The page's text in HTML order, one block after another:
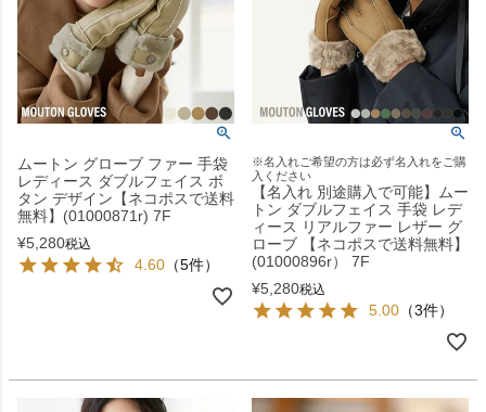
ムートン グローブ ファー 手袋
レディース ダブルフェイス ボ
タン デザイン【ネコポスで送料
無料】(01000871r) 7F
¥5,280税込
4.60 （5件）
※名入れご希望の方は必ず名入れをご購
入ください
【名入れ 別途購入で可能】ムー
トン ダブルフェイス 手袋 レデ
ィース リアルファー レザー グ
ローブ 【ネコポスで送料無料】
(01000896r） 7F
¥5,280税込
5.00 （3件）